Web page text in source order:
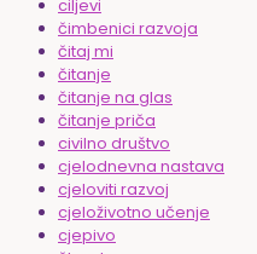
ciljevi
čimbenici razvoja
čitaj mi
čitanje
čitanje na glas
čitanje priča
civilno društvo
cjelodnevna nastava
cjeloviti razvoj
cjeloživotno učenje
cjepivo